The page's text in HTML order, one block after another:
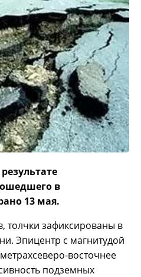
в
13 мая.
толчки зафиксированы в
Эпицентр с магнитудой
восточнее
подземных